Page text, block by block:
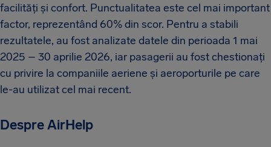
facilități și confort. Punctualitatea este cel mai important
factor, reprezentând 60% din scor. Pentru a stabili
rezultatele, au fost analizate datele din perioada 1 mai
2025 – 30 aprilie 2026, iar pasagerii au fost chestionați
cu privire la companiile aeriene și aeroporturile pe care
le-au utilizat cel mai recent.
Despre AirHelp